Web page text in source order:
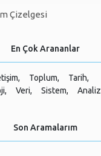
Çizelgesi
En Çok Arananlar
Toplum,
Tarih,
Veri, Sistem, Analiz
Son Aramalarım